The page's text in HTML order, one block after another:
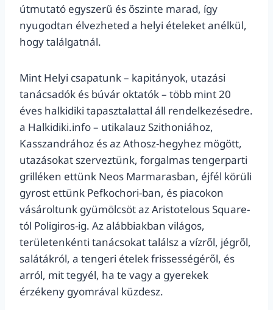
útmutató egyszerű és őszinte marad, így
nyugodtan élvezheted a helyi ételeket anélkül,
hogy találgatnál.
Mint Helyi csapatunk – kapitányok, utazási
tanácsadók és búvár oktatók – több mint 20
éves halkidiki tapasztalattal áll rendelkezésedre.
a Halkidiki.info – utikalauz Szithoniához,
Kasszandrához és az Athosz-hegyhez mögött,
utazásokat szerveztünk, forgalmas tengerparti
grilléken ettünk Neos Marmarasban, éjfél körüli
gyrost ettünk Pefkochori-ban, és piacokon
vásároltunk gyümölcsöt az Aristotelous Square-
tól Poligiros-ig. Az alábbiakban világos,
területenkénti tanácsokat találsz a vízről, jégről,
salátákról, a tengeri ételek frissességéről, és
arról, mit tegyél, ha te vagy a gyerekek
érzékeny gyomrával küzdesz.